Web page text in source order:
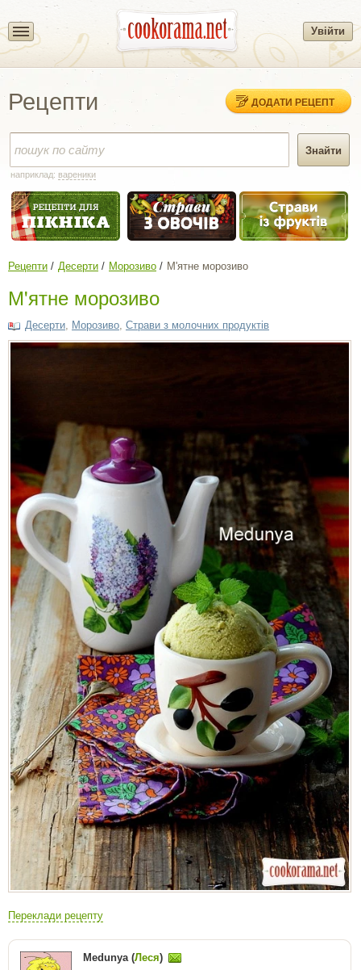
Увійти
Рецепти ДОДАТИ РЕЦЕПТ
наприклад: вареники
Рецепти Десерти Морозиво М'ятне морозиво
М'ятне морозиво
Десерти Морозиво Страви з молочних продуктів
Переклади рецепту
Medunya (Леся)